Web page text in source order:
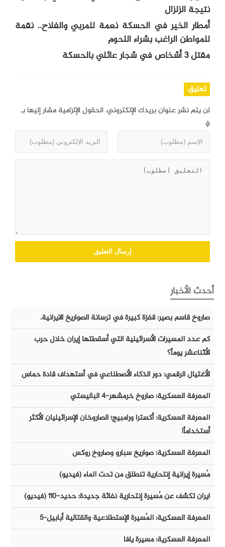
نتيجة الزلزال
أمطار الخير في الحسكة نعمة للمربي والفلاح.. نقمة
للمواطن الراغب بشراء اللحوم
مقتل 3 أشخاص في شجار عائلي بالحسكة
تعليق
لن يتم نشر عنوان بريدك الإلكتروني. الحقول الإلزامية مشار إليها بـ
*
أحدث الأخبار
صاروخ قاسم بصير: قفزة كبيرة في ترسانة الصواريخ الايرانية.
كم عدد المسيرات الأسرائيلية التي أسقطتها إيران خلال حرب
الأثناعشر يوماً؟
الأغتيال الرقمي: دور الذكاء الأصطناعي في أستهداف قادة حماس
المعرفة العسكرية: صاروخ خرمشهر-٤ الباليستي
المعرفة العسكرية: أكسترا ورامبيج؛ الصاروخان الإسرائيليان الأكثر
أستخداماً!
المعرفة العسكرية: صواريخ سبارو وصاروخ روكس
مُسيرة إيرانية إنتحارية تنطلق من تحت الماء (فيديو)
ايران تكشف عن مُسيرة إنتحارية نفاثة جديدة: حديد-١١٠ (فيديو)
المعرفة العسكرية: المُسيرة الإستطلاعية والقتالية أبابيل-٥
المعرفة العسكرية: مسيرة يافا